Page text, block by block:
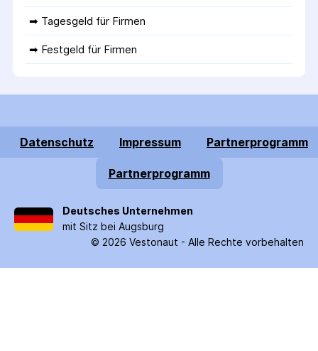
➡ Tagesgeld für Firmen
➡ Festgeld für Firmen
Datenschutz Impressum Partnerprogramm
Partnerprogramm
Deutsches Unternehmen
mit Sitz bei Augsburg
© 2026 Vestonaut - Alle Rechte vorbehalten